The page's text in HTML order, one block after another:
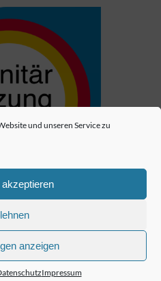
und unseren Service zu
anzeigen
Impressum